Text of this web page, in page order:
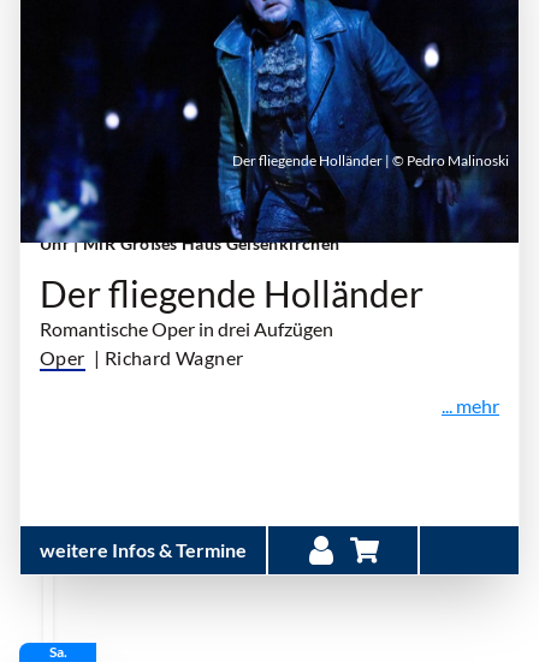
Freitag, 11. Dezember 2026 | 19:00 Uhr - 21:40
Uhr| MiR Großes Haus Gelsenkirchen
Der fliegende Holländer
Romantische Oper in drei Aufzügen
Oper | Richard Wagner
... mehr
weitere Infos & Termine
Der fliegende Holländer | © Pedro Malinoski
Sa.